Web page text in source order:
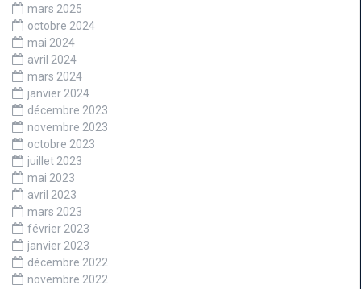
mars 2025
octobre 2024
mai 2024
avril 2024
mars 2024
janvier 2024
décembre 2023
novembre 2023
octobre 2023
juillet 2023
mai 2023
avril 2023
mars 2023
février 2023
janvier 2023
décembre 2022
novembre 2022